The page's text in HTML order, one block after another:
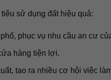
sử dụng đất hiệu quả:
phục vụ nhu cầu an cư
hàng tiện lợi.
tạo ra nhiều cơ hội việc